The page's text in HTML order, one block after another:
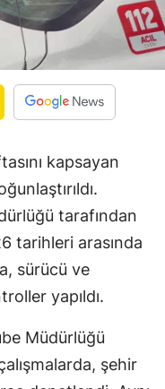
kapsayan
tarafından
tarihleri arasında
sürücü ve
yapıldı.
Müdürlüğü
şehir